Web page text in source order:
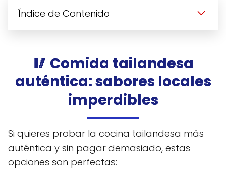
Índice de Contenido
🥢 Comida tailandesa
auténtica: sabores locales
imperdibles
Si quieres probar la cocina tailandesa más
auténtica y sin pagar demasiado, estas
opciones son perfectas: